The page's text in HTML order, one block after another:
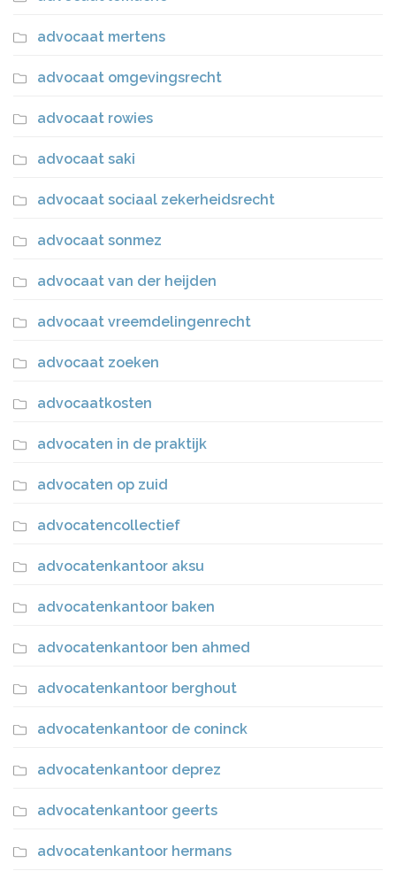
advocaat mertens
advocaat omgevingsrecht
advocaat rowies
advocaat saki
advocaat sociaal zekerheidsrecht
advocaat sonmez
advocaat van der heijden
advocaat vreemdelingenrecht
advocaat zoeken
advocaatkosten
advocaten in de praktijk
advocaten op zuid
advocatencollectief
advocatenkantoor aksu
advocatenkantoor baken
advocatenkantoor ben ahmed
advocatenkantoor berghout
advocatenkantoor de coninck
advocatenkantoor deprez
advocatenkantoor geerts
advocatenkantoor hermans